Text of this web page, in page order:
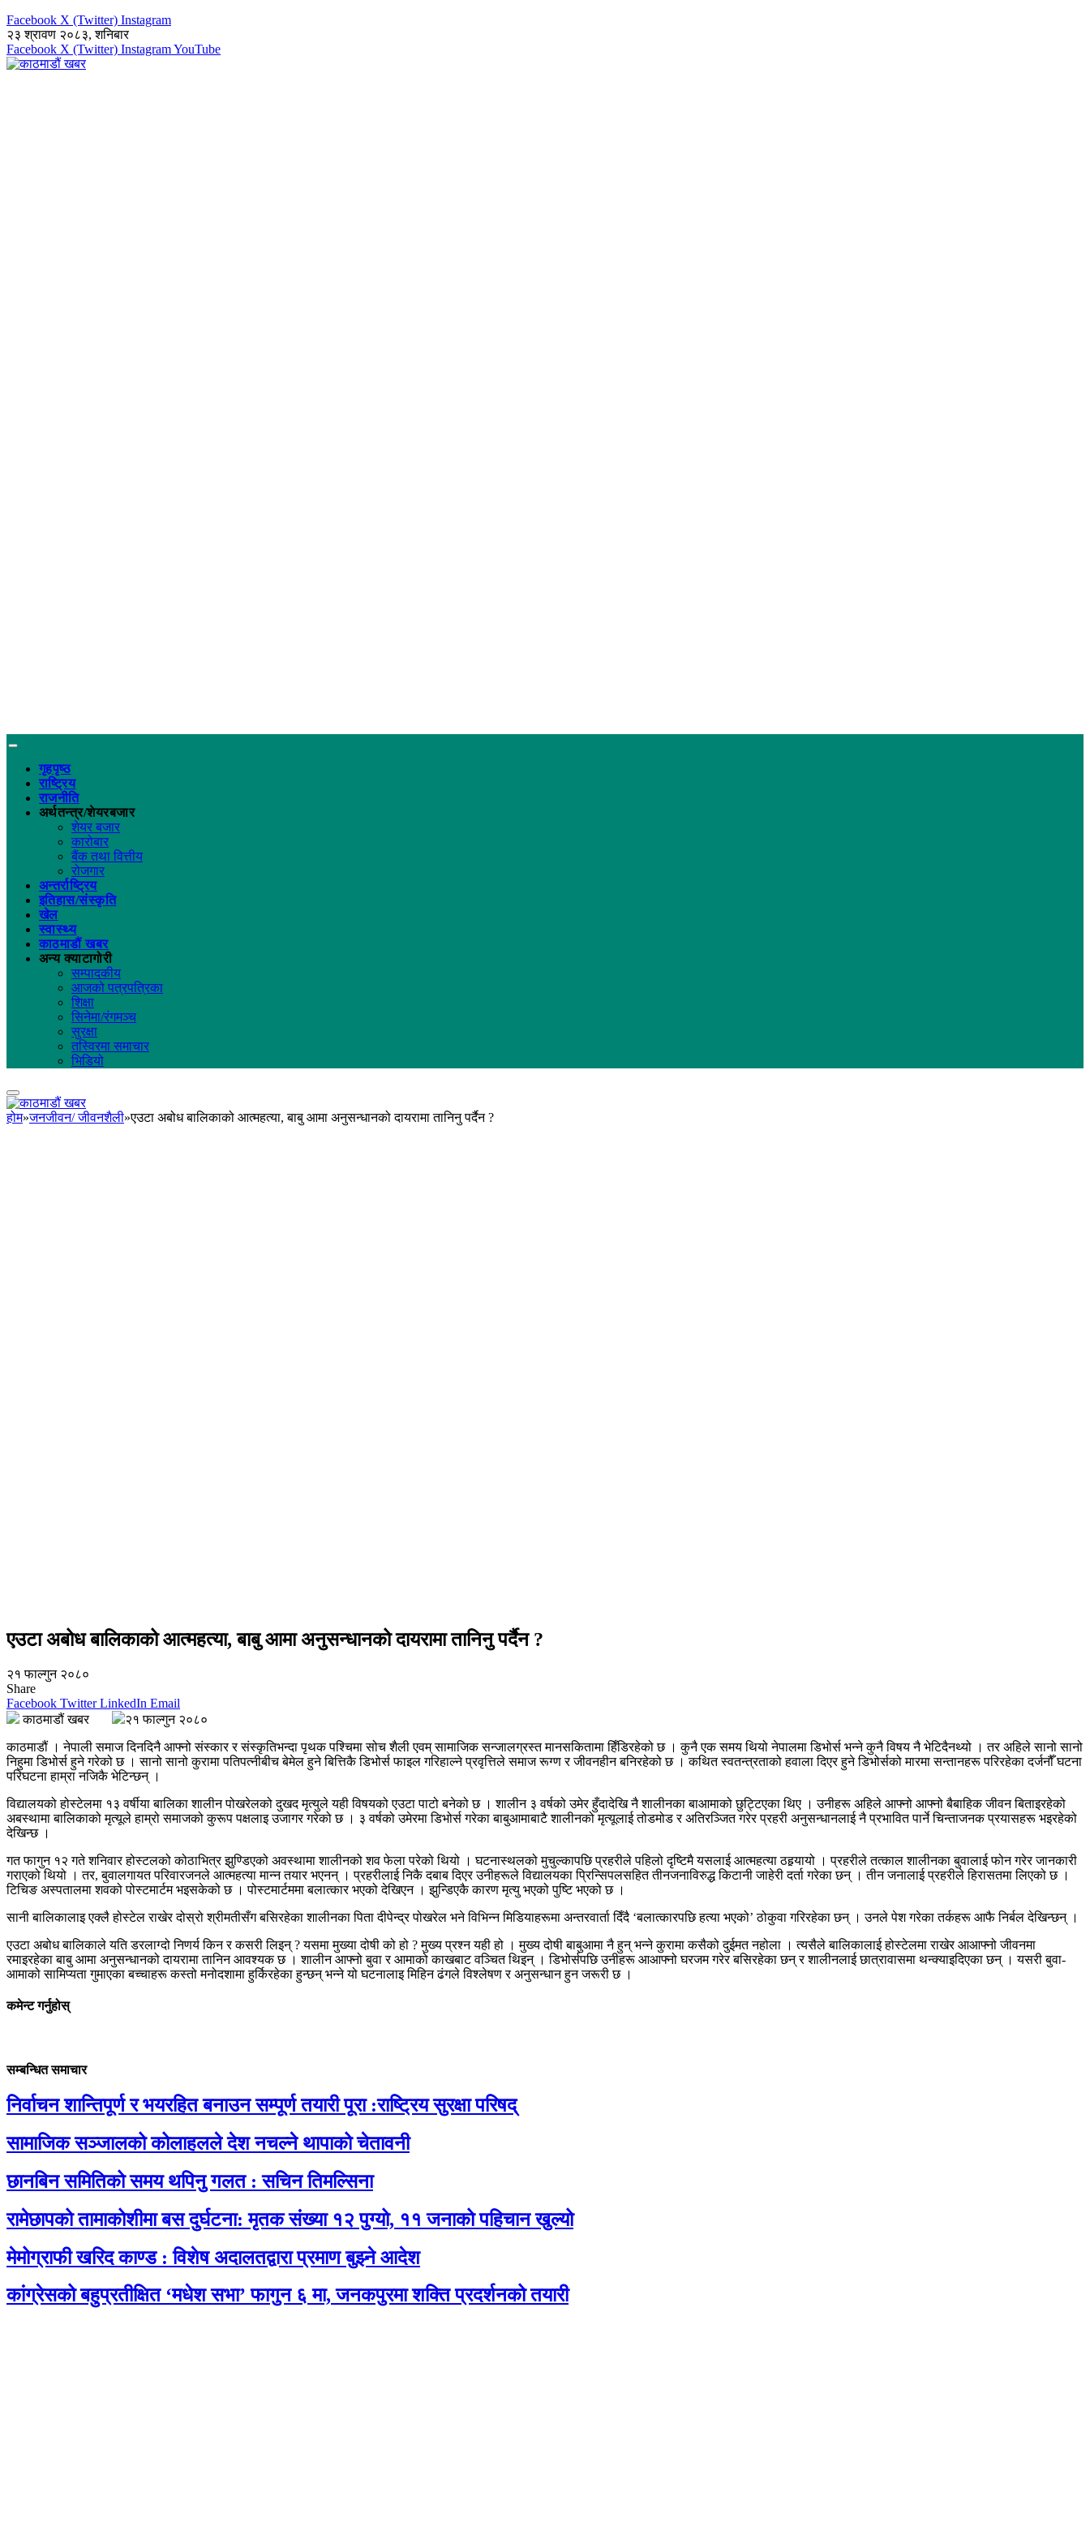
Facebook X (Twitter) Instagram
२३ श्रावण २०८३, शनिबार
Facebook X (Twitter) InstagramYouTube
गृहपृष्ठ
राष्ट्रिय
राजनीति
अर्थतन्त्र/शेयरबजार
शेयर बजार
कारोबार
बैंक तथा वित्तीय
रोजगार
अन्तर्राष्ट्रिय
इतिहास/संस्कृति
खेल
स्वास्थ्य
काठमाडौं खबर
अन्य क्याटागोरी
सम्पादकीय
आजको पत्रपत्रिका
शिक्षा
सिनेमा/रंगमञ्च
सुरक्षा
तस्विरमा समाचार
भिडियो
होम»जनजीवन/ जीवनशैली»एउटा अबोध बालिकाको आत्महत्या, बाबु आमा अनुसन्धानको दायरामा तानिनु पर्दैन ?
एउटा अबोध बालिकाको आत्महत्या, बाबु आमा अनुसन्धानको दायरामा तानिनु पर्दैन ?
२१ फाल्गुन २०८०
Share
Facebook Twitter LinkedIn Email
काठमाडौं खबर
२१ फाल्गुन २०८०
काठमाडौं । नेपाली समाज दिनदिनै आफ्नो संस्कार र संस्कृतिभन्दा पृथक पश्चिमा सोच शैली एवम् सामाजिक सन्जालग्रस्त मानसकितामा हिँडिरहेको छ । कुनै एक समय थियो नेपालमा डिभोर्स भन्ने कुनै विषय नै भेटिदैनथ्यो । तर अहिले सानो सानो
निहुमा डिभोर्स हुने गरेको छ । सानो सानो कुरामा पतिपत्नीबीच बेमेल हुने बित्तिकै डिभोर्स फाइल गरिहाल्ने प्रवृत्तिले समाज रूग्ण र जीवनहीन बनिरहेको छ । कथित स्वतन्त्रताको हवाला दिएर हुने डिभोर्सको मारमा सन्तानहरू परिरहेका दर्जनौँ घटना
परिघटना हाम्रा नजिकै भेटिन्छन् ।
विद्यालयको होस्टेलमा १३ वर्षीया बालिका शालीन पोखरेलको दुखद मृत्युले यही विषयको एउटा पाटो बनेको छ । शालीन ३ वर्षको उमेर हुँदादेखि नै शालीनका बाआमाको छुट्टिएका थिए । उनीहरू अहिले आफ्नो आफ्नो बैबाहिक जीवन बिताइरहेको
अबस्थामा बालिकाको मृत्यूले हाम्रो समाजको कुरूप पक्षलाइ उजागर गरेको छ । ३ वर्षको उमेरमा डिभोर्स गरेका बाबुआमाबाटै शालीनको मृत्यूलाई तोडमोड र अतिरञ्जित गरेर प्रहरी अनुसन्धानलाई नै प्रभावित पार्ने चिन्ताजनक प्रयासहरू भइरहेको
देखिन्छ ।
गत फागुन १२ गते शनिवार होस्टलको कोठाभित्र झुण्डिएको अवस्थामा शालीनको शव फेला परेको थियो । घटनास्थलको मुचुल्कापछि प्रहरीले पहिलो दृष्टिमै यसलाई आत्महत्या ठहर्‍यायो । प्रहरीले तत्काल शालीनका बुवालाई फोन गरेर जानकारी
गराएको थियो । तर, बुवालगायत परिवारजनले आत्महत्या मान्न तयार भएनन् । प्रहरीलाई निकै दबाब दिएर उनीहरूले विद्यालयका प्रिन्सिपलसहित तीनजनाविरुद्ध किटानी जाहेरी दर्ता गरेका छन् । तीन जनालाई प्रहरीले हिरासतमा लिएको छ ।
टिचिङ अस्पतालमा शवको पोस्टमार्टम भइसकेको छ । पोस्टमार्टममा बलात्कार भएको देखिएन । झुन्डिएकै कारण मृत्यु भएको पुष्टि भएको छ ।
सानी बालिकालाइ एक्लै होस्टेल राखेर दोस्रो श्रीमतीसँग बसिरहेका शालीनका पिता दीपेन्द्र पोखरेल भने विभिन्न मिडियाहरूमा अन्तरवार्ता दिँदै ‘बलात्कारपछि हत्या भएको’ ठोकुवा गरिरहेका छन् । उनले पेश गरेका तर्कहरू आफै निर्बल देखिन्छन् ।
एउटा अबोध बालिकाले यति डरलाग्दो निणर्य किन र कसरी लिइन् ? यसमा मुख्या दोषी को हो ? मुख्य प्रश्न यही हो । मुख्य दोषी बाबुआमा नै हुन् भन्ने कुरामा कसैको दुईमत नहोला । त्यसैले बालिकालाई होस्टेलमा राखेर आआफ्नो जीवनमा
रमाइरहेका बाबु आमा अनुसन्धानको दायरामा तानिन आवश्यक छ । शालीन आफ्नो बुवा र आमाको काखबाट वञ्चित थिइन् । डिभोर्सपछि उनीहरू आआफ्नो घरजम गरेर बसिरहेका छन् र शालीनलाई छात्रावासमा थन्क्याइदिएका छन् । यसरी बुवा-
आमाको सामिप्यता गुमाएका बच्चाहरू कस्तो मनोदशामा हुर्किरहेका हुन्छन् भन्ने यो घटनालाइ मिहिन ढंगले विश्लेषण र अनुसन्धान हुन जरूरी छ ।
कमेन्ट गर्नुहोस्
सम्बन्धित समाचार
निर्वाचन शान्तिपूर्ण र भयरहित बनाउन सम्पूर्ण तयारी पूरा :राष्ट्रिय सुरक्षा परिषद्
सामाजिक सञ्जालको कोलाहलले देश नचल्ने थापाको चेतावनी
छानबिन समितिको समय थपिनु गलत : सचिन तिमल्सिना
रामेछापको तामाकोशीमा बस दुर्घटना: मृतक संख्या १२ पुग्यो, ११ जनाको पहिचान खुल्यो
मेमोग्राफी खरिद काण्ड : विशेष अदालतद्वारा प्रमाण बुझ्ने आदेश
कांग्रेसको बहुप्रतीक्षित ‘मधेश सभा’ फागुन ६ मा, जनकपुरमा शक्ति प्रदर्शनको तयारी